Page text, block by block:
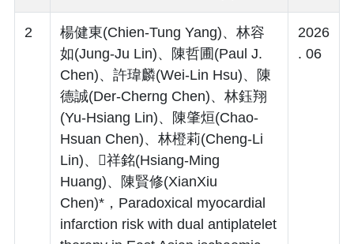
2
楊健東(Chien-Tung Yang)、林容
如(Jung-Ju Lin)、陳哲圃(Paul J.
Chen)、許瑋麟(Wei-Lin Hsu)、陳
德誠(Der-Cherng Chen)、林鈺翔
(Yu-Hsiang Lin)、陳肇烜(Chao-
Hsuan Chen)、林橙莉(Cheng-Li
Lin)、祥銘(Hsiang-Ming
Huang)、陳賢修(XianXiu
Chen)*，Paradoxical myocardial
infarction risk with dual antiplatelet
2026
. 06